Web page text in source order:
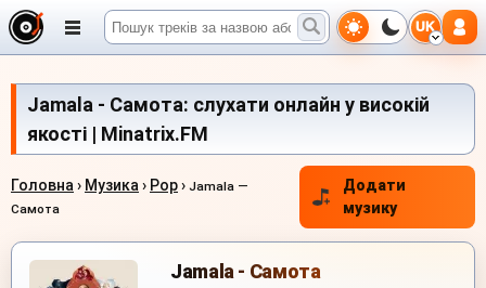
UK
Jamala - Самота: слухати онлайн у високій
якості | Minatrix.FM
Головна › Музика › Pop› Jamala —
Самота
Додати
музику
Jamala - Самота